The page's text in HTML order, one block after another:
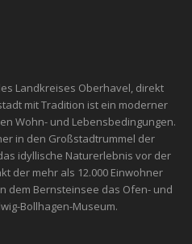
Landkreises Oberhavel, direkt
mit Tradition ist ein moderner
Wohn- und Lebensbedingungen.
in den Großstadtrummel der
idyllische Naturerlebnis vor der
der mehr als 12.000 Einwohner
dem Bernsteinsee das Ofen- und
Bollhagen-Museum.